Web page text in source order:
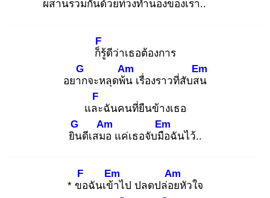
ผสานรวมกันด้วยท่วงทำนองของเรา..
ก็รู้
F
ดีว่าเธอต้องการ
อยาก
G
จะหลุดพ้น
Am
เรื่องราวที่สับสน
Em
และ
F
ฉันคนที่ยืนข้างเธอ
ยิน
G
ดีเสมอ
Am
แค่เธอจับมือ
Em
ฉันไว้..
* ขอ
F
ฉันเข้า
Em
ไป ปลดปล่อย
Am
หัวใจ